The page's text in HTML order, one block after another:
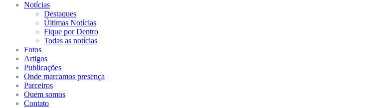
Notícias
Destaques
Últimas Notícias
Fique por Dentro
Todas as notícias
Fotos
Artigos
Publicações
Onde marcamos presença
Parceiros
Quem somos
Contato